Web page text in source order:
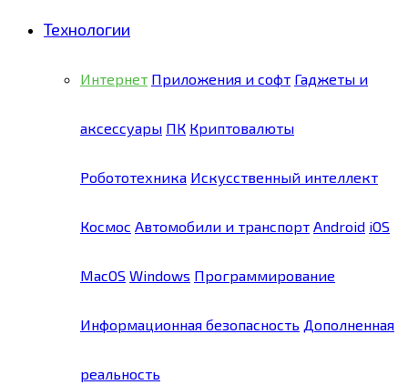
Технологии
Интернет Приложения и софт Гаджеты и
аксессуары ПК Криптовалюты
Робототехника Искусственный интеллект
Космос Автомобили и транспорт Android iOS
MacOS Windows Программирование
Информационная безопасность Дополненная
реальность